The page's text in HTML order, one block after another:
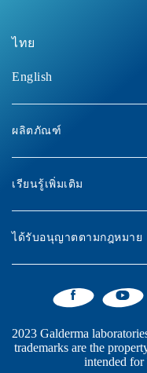
ไทย
English
ผลิตภัณฑ์
เรียนรู้เพิ่มเติม
ได้รับอนุญาตตามกฎหมาย
2023 Galderma
trademarks are the
intended for